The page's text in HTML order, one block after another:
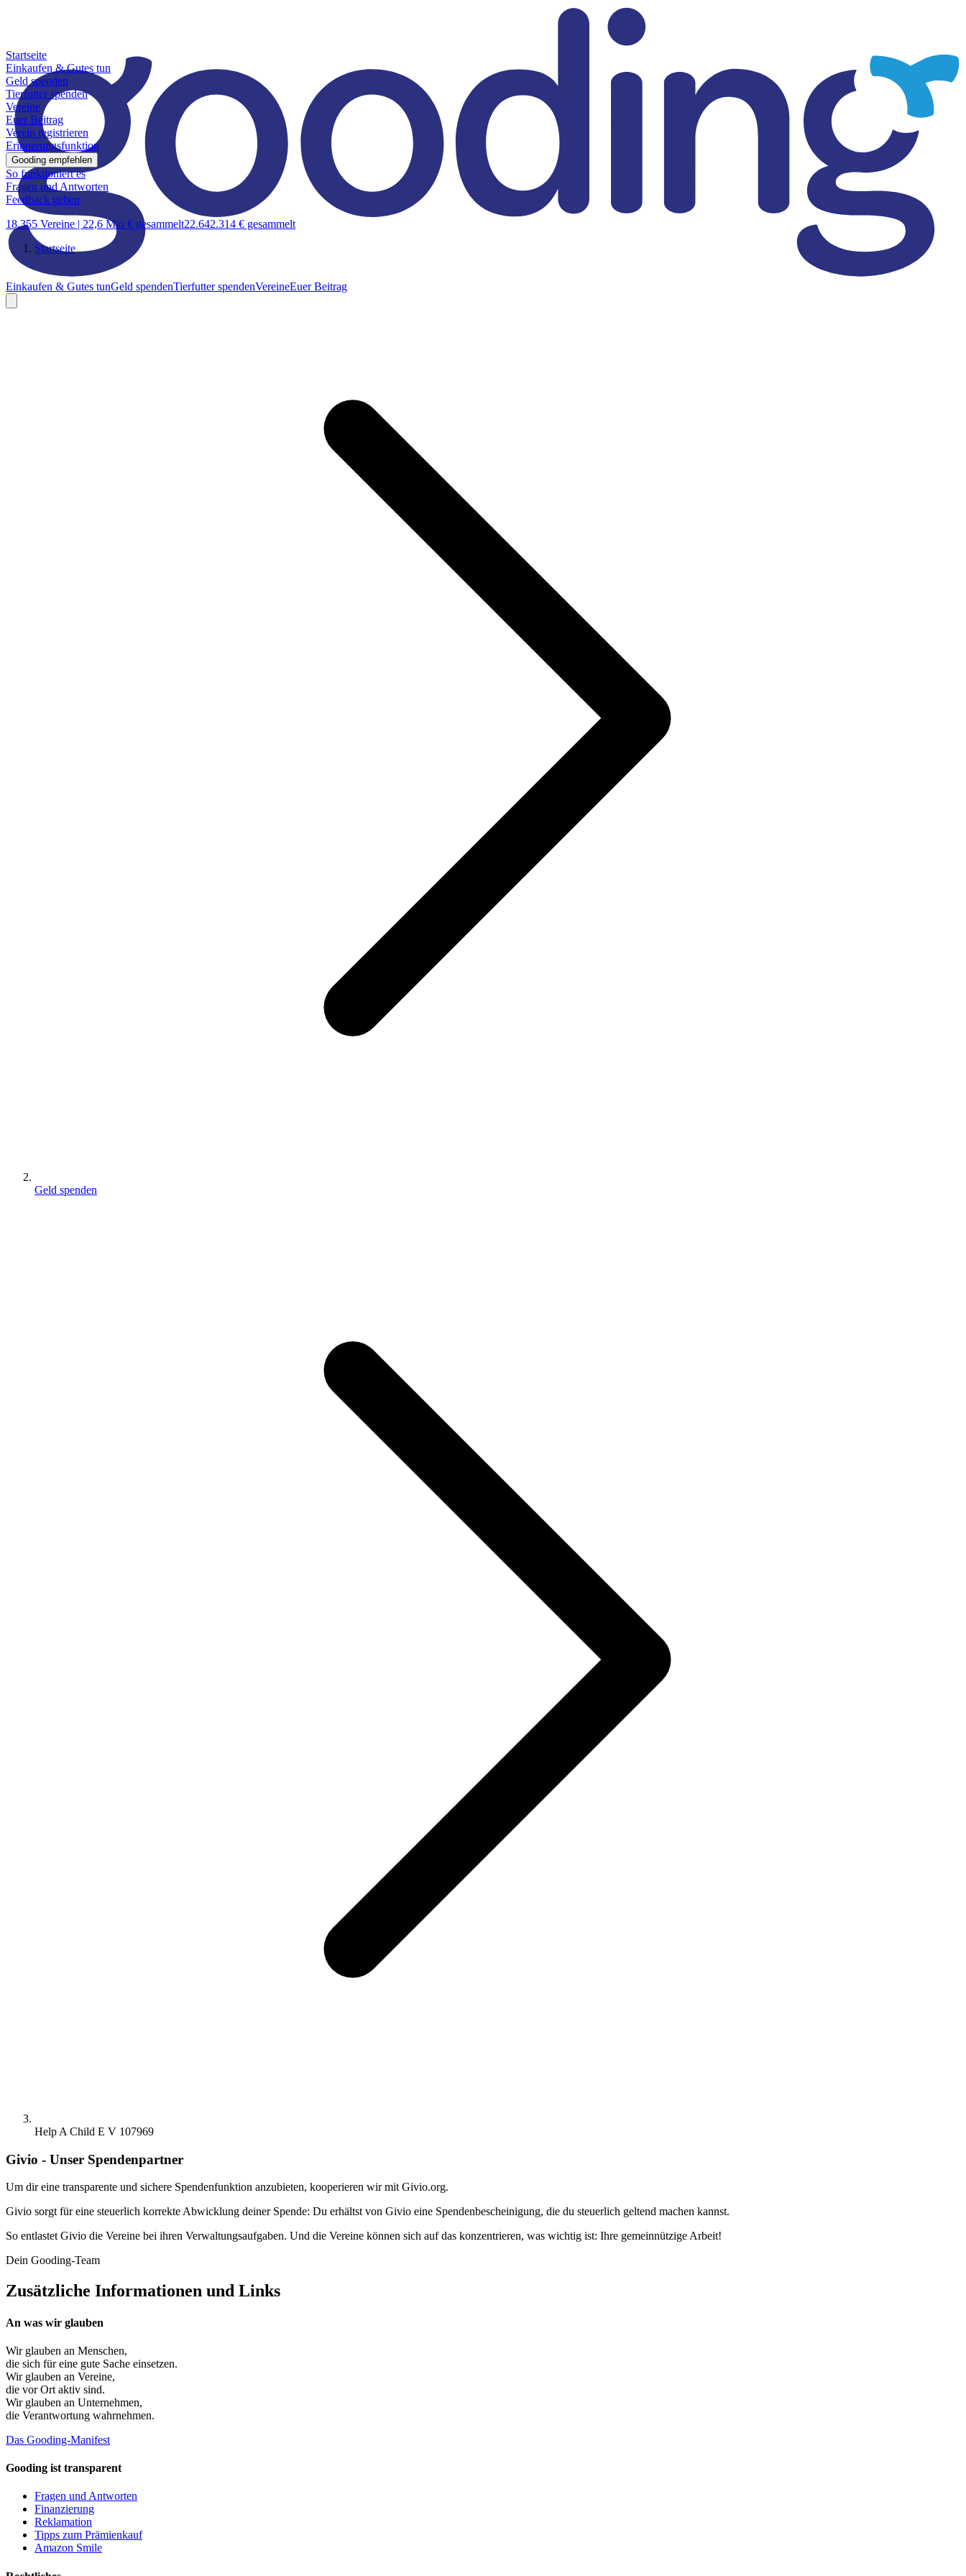
Einkaufen & Gutes tunGeld spendenTierfutter spendenVereineEuer Beitrag
Startseite
Einkaufen & Gutes tun
Geld spenden
Tierfutter spenden
Vereine
Euer Beitrag
Verein registrieren
Erinnerungsfunktion
Gooding empfehlen
So funktioniert es
Fragen und Antworten
Feedback geben
18.355 Vereine | 22,6 Mio € gesammelt22.642.314 € gesammelt
Startseite
Geld spenden
Help A Child E V 107969
Givio - Unser Spendenpartner
Um dir eine transparente und sichere Spendenfunktion anzubieten, kooperieren wir mit Givio.org.
Givio sorgt für eine steuerlich korrekte Abwicklung deiner Spende: Du erhältst von Givio eine Spendenbescheinigung, die du steuerlich geltend machen kannst.
So entlastet Givio die Vereine bei ihren Verwaltungsaufgaben. Und die Vereine können sich auf das konzentrieren, was wichtig ist: Ihre gemeinnützige Arbeit!
Dein Gooding-Team
Zusätzliche Informationen und Links
An was wir glauben
Wir glauben an Menschen,
die sich für eine gute Sache einsetzen.
Wir glauben an Vereine,
die vor Ort aktiv sind.
Wir glauben an Unternehmen,
die Verantwortung wahrnehmen.
Das Gooding-Manifest
Gooding ist transparent
Fragen und Antworten
Finanzierung
Reklamation
Tipps zum Prämienkauf
Amazon Smile